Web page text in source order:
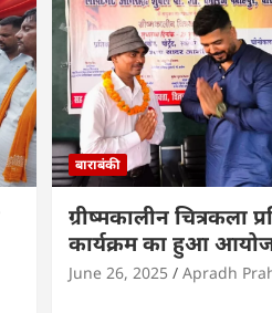
बाराबंकी
ग्रीष्मकालीन चित्रकला
कार्यक्रम का हुआ
June 26, 2025 Apradh